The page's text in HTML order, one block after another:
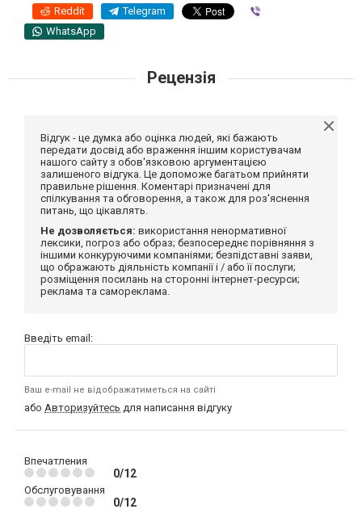
Reddit Telegram
WhatsApp
Рецензія
Відгук - це думка або оцінка людей, які бажають
передати досвід або враження іншим користувачам
нашого сайту з обов'язковою аргументацією
залишеного відгука. Це допоможе багатьом прийняти
правильне рішення. Коментарі призначені для
спілкування та обговорення, а також для роз'яснення
питань, що цікавлять.
Не дозволяється: використання ненормативної
лексики, погроз або образ; безпосереднє порівняння з
іншими конкуруючими компаніями; безпідставні заяви,
що ображають діяльність компанії і / або її послуги;
розміщення посилань на сторонні інтернет-ресурси;
реклама та самореклама.
Введіть email:
Ваш e-mail не відображатиметься на сайті
або Авторизуйтесь для написання відгуку
Впечатления
0/12
Обслуговування
0/12